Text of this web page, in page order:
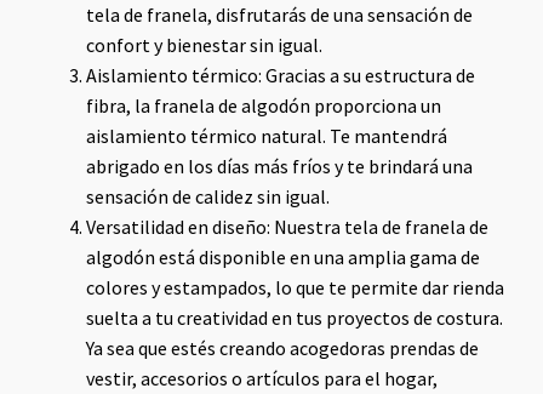
tela de franela, disfrutarás de una sensación de
confort y bienestar sin igual.
Aislamiento térmico: Gracias a su estructura de
fibra, la franela de algodón proporciona un
aislamiento térmico natural. Te mantendrá
abrigado en los días más fríos y te brindará una
sensación de calidez sin igual.
Versatilidad en diseño: Nuestra tela de franela de
algodón está disponible en una amplia gama de
colores y estampados, lo que te permite dar rienda
suelta a tu creatividad en tus proyectos de costura.
Ya sea que estés creando acogedoras prendas de
vestir, accesorios o artículos para el hogar,